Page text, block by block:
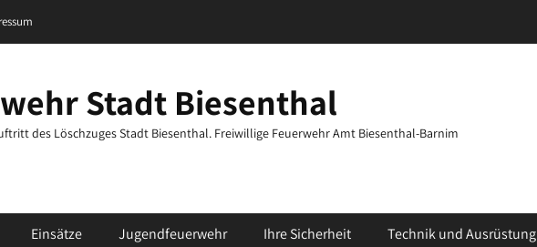
Stadt Biesenthal
des Löschzuges Stadt Biesenthal. Freiwillige Feuerwehr Amt Biesenthal-Barnim
Einsätze Jugendfeuerwehr Ihre Sicherheit Technik und Ausrüstung